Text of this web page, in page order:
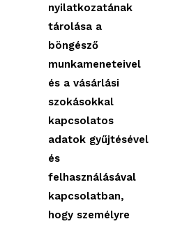
nyilatkozatának
tárolása a
böngésző
munkameneteivel
és a vásárlási
szokásokkal
kapcsolatos
adatok gyűjtésével
és
felhasználásával
kapcsolatban,
hogy személyre